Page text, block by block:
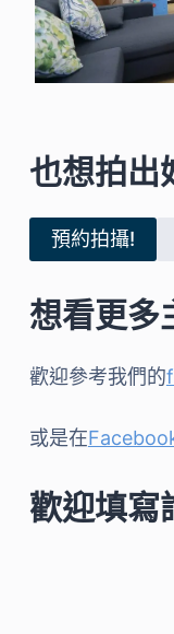
也想拍出
預約拍攝!
想看更多
歡迎參考我們的
或是在
歡迎填寫